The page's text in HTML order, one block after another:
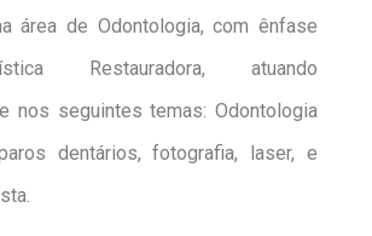
área de Odontologia, com ênfase
Restauradora, atuando
nos seguintes temas: Odontologia
dentários, fotografia, laser, e